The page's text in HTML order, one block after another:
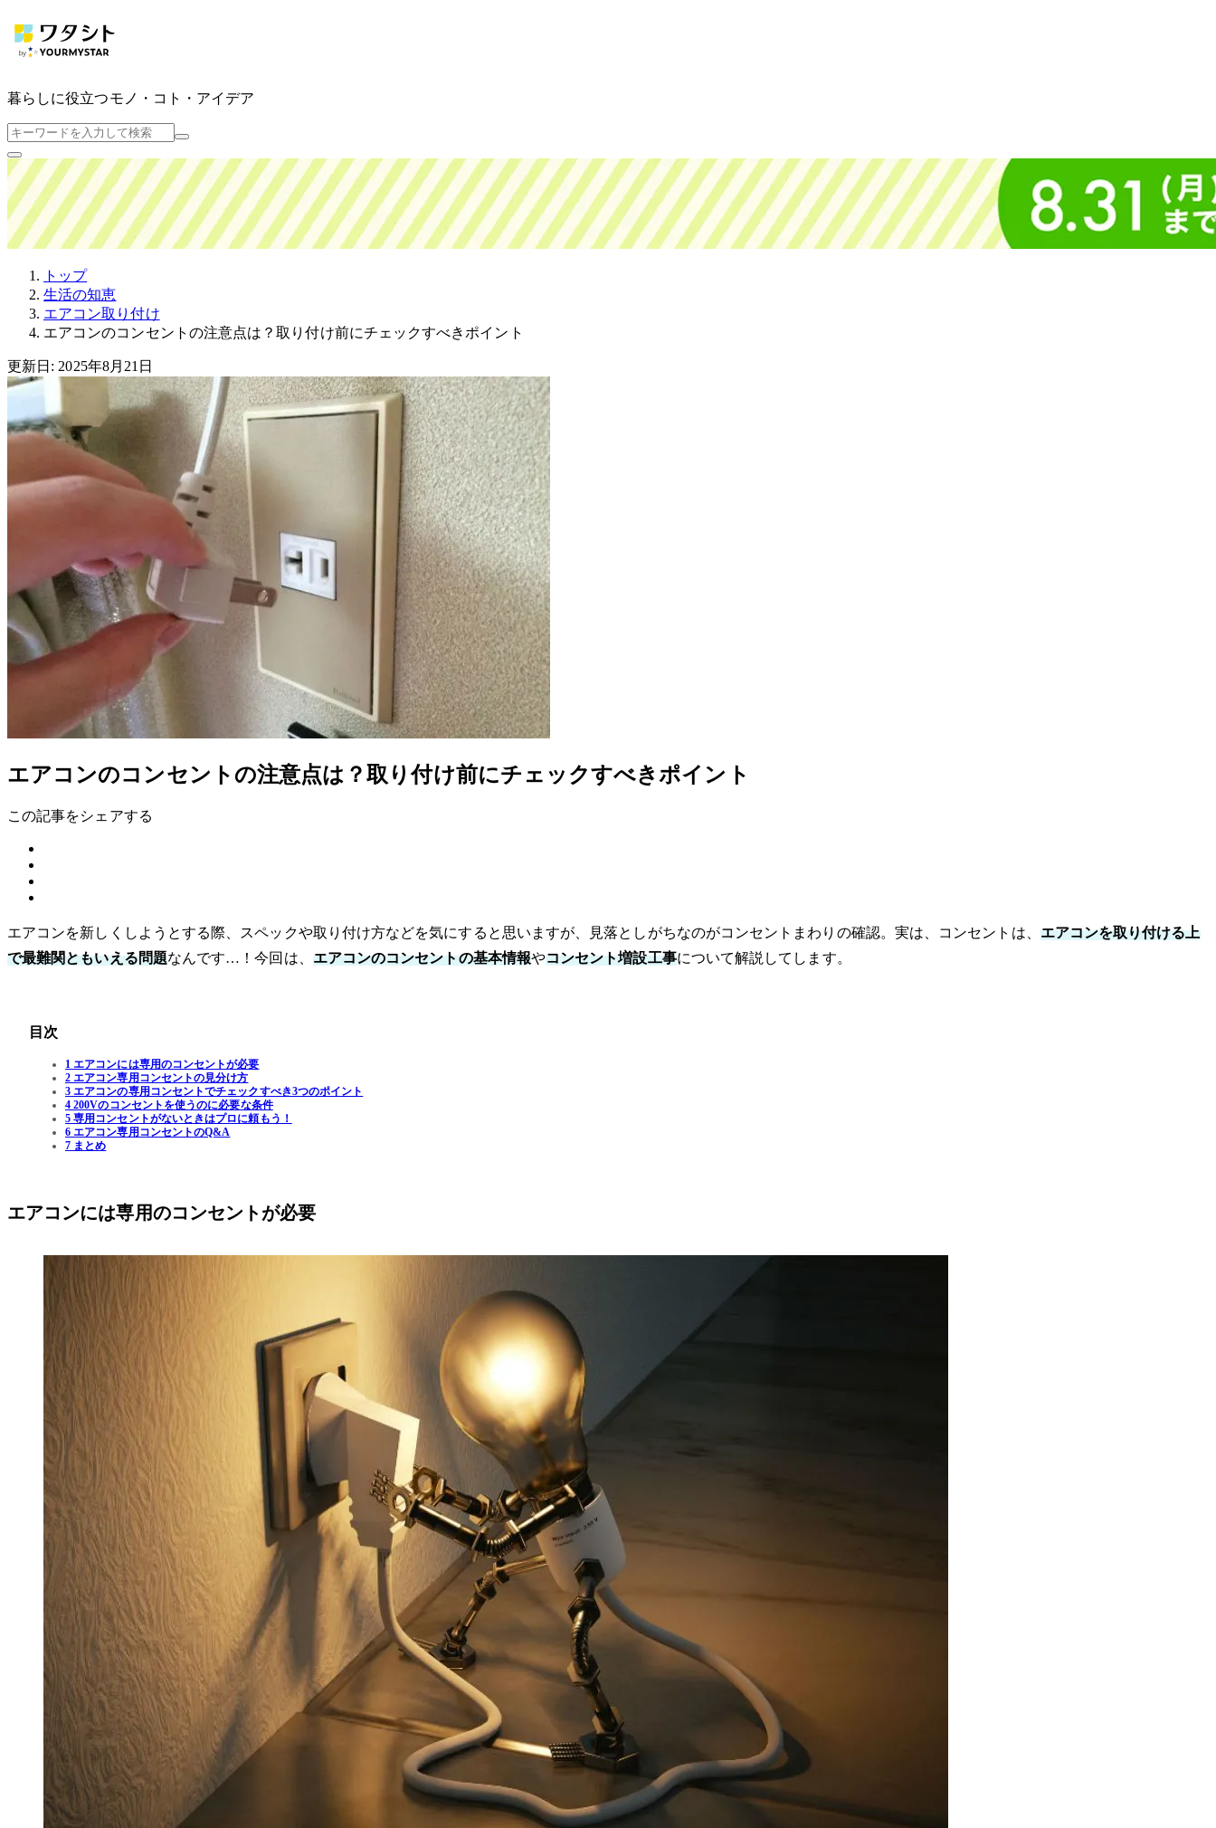
暮らしに役立つモノ・コト・アイデア
トップ
生活の知恵
エアコン取り付け
エアコンのコンセントの注意点は？取り付け前にチェックすべきポイント
更新日: 2025年8月21日
エアコンのコンセントの注意点は？取り付け前にチェックすべきポイント
この記事をシェアする
エアコンを新しくしようとする際、スペックや取り付け方などを気にすると思いますが、見落としがちなのがコンセントまわりの確認。実は、コンセントは、 エアコンを取り付ける上
で最難関ともいえる問題なんです…！今回は、 エアコンのコンセントの基本情報やコンセント増設工事について解説してします。
目次
1 エアコンには専用のコンセントが必要
2 エアコン専用コンセントの見分け方
3 エアコンの専用コンセントでチェックすべき3つのポイント
4 200Vのコンセントを使うのに必要な条件
5 専用コンセントがないときはプロに頼もう！
6 エアコン専用コンセントのQ&A
7 まとめ
エアコンには専用のコンセントが必要